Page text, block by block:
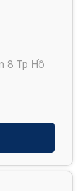
8 Tp Hồ